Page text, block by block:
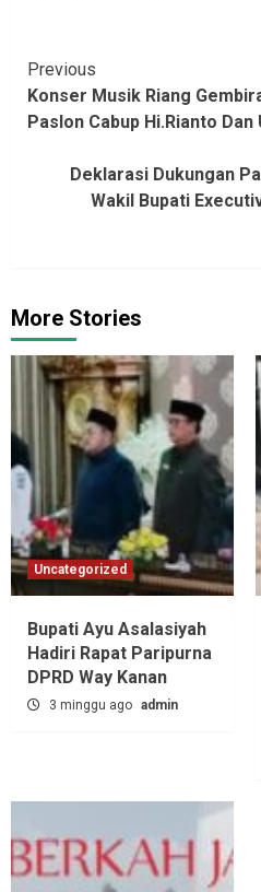
Continue
Reading
Previous
Konser Musik Riang
Paslon Cabup Hi.Rianto Dan
Deklarasi Dukungan
Wakil Bupati
More Stories
Uncategorized
Bupati Ayu Asalasiyah
Hadiri Rapat Paripurna
DPRD Way Kanan
3 minggu ago admin